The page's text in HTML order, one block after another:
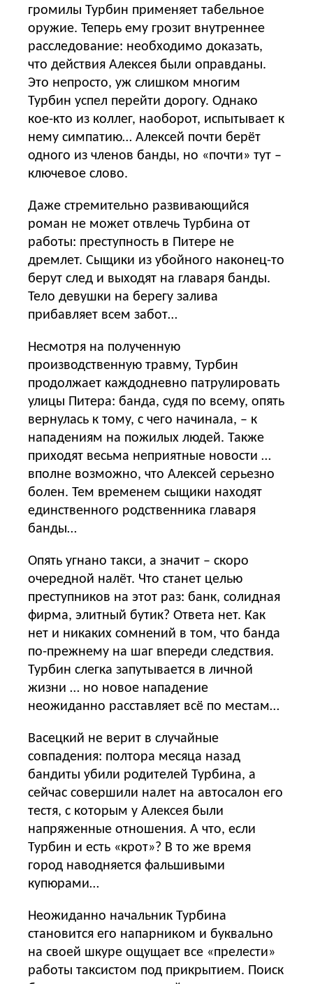
громилы Турбин применяет табельное
оружие. Теперь ему грозит внутреннее
расследование: необходимо доказать,
что действия Алексея были оправданы.
Это непросто, уж слишком многим
Турбин успел перейти дорогу. Однако
кое-кто из коллег, наоборот, испытывает к
нему симпатию… Алексей почти берёт
одного из членов банды, но «почти» тут –
ключевое слово.
Даже стремительно развивающийся
роман не может отвлечь Турбина от
работы: преступность в Питере не
дремлет. Сыщики из убойного наконец-то
берут след и выходят на главаря банды.
Тело девушки на берегу залива
прибавляет всем забот…
Несмотря на полученную
производственную травму, Турбин
продолжает каждодневно патрулировать
улицы Питера: банда, судя по всему, опять
вернулась к тому, с чего начинала, – к
нападениям на пожилых людей. Также
приходят весьма неприятные новости …
вполне возможно, что Алексей серьезно
болен. Тем временем сыщики находят
единственного родственника главаря
банды…
Опять угнано такси, а значит – скоро
очередной налёт. Что станет целью
преступников на этот раз: банк, солидная
фирма, элитный бутик? Ответа нет. Как
нет и никаких сомнений в том, что банда
по-прежнему на шаг впереди следствия.
Турбин слегка запутывается в личной
жизни … но новое нападение
неожиданно расставляет всё по местам…
Васецкий не верит в случайные
совпадения: полтора месяца назад
бандиты убили родителей Турбина, а
сейчас совершили налет на автосалон его
тестя, с которым у Алексея были
напряженные отношения. А что, если
Турбин и есть «крот»? В то же время
город наводняется фальшивыми
купюрами…
Неожиданно начальник Турбина
становится его напарником и буквально
на своей шкуре ощущает все «прелести»
работы таксистом под прикрытием. Поиск